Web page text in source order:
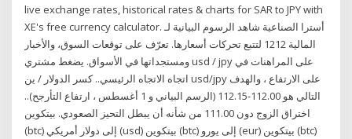
live exchange rates, historical rates & charts for SAR to JPY with
XE's free currency calculator. شاهد الرسوم البيانية لـ ‎أسترا الصناعية‎
لتتبع تحركات أسعارها. تعرّف على توقعات السوق، والأخبار ‎1212‎ المالية
ومستجداتها في الأسواق. يضغط مشتري usd / jpy على المراهنات في
اتجاه الاتجاه الرئيسي.. كسر الدولار / ين usd/jpy على الارتفاع ، والهدف
التالي هو 112.00-112.15 (الرسم البياني و 1 أغسطس ، ارتفاع التأرجح)..
اختراق الزوج دون 111.00 من شأنه أن يبطل التحيز الصعودي. بيتكوين
(btc) إلى دولار أمريكي (usd) بيتكوين (btc) إلى يورو (eur) بيتكوين (btc)